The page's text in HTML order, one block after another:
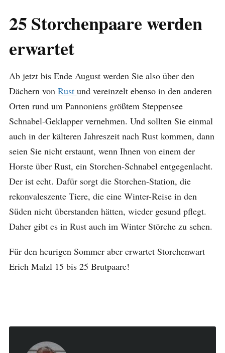
25 Storchenpaare werden
erwartet
Ab jetzt bis Ende August werden Sie also über den
Dächern von Rust und vereinzelt ebenso in den anderen
Orten rund um Pannoniens größtem Steppensee
Schnabel-Geklapper vernehmen. Und sollten Sie einmal
auch in der kälteren Jahreszeit nach Rust kommen, dann
seien Sie nicht erstaunt, wenn Ihnen von einem der
Horste über Rust, ein Storchen-Schnabel entgegenlacht.
Der ist echt. Dafür sorgt die Storchen-Station, die
rekonvaleszente Tiere, die eine Winter-Reise in den
Süden nicht überstanden hätten, wieder gesund pflegt.
Daher gibt es in Rust auch im Winter Störche zu sehen.
Für den heurigen Sommer aber erwartet Storchenwart
Erich Malzl 15 bis 25 Brutpaare!